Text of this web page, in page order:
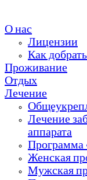
О нас
Лицензии
Как
Проживание
Отдых
Лечение
Лечение
аппарата
Программа
Женская
Мужская